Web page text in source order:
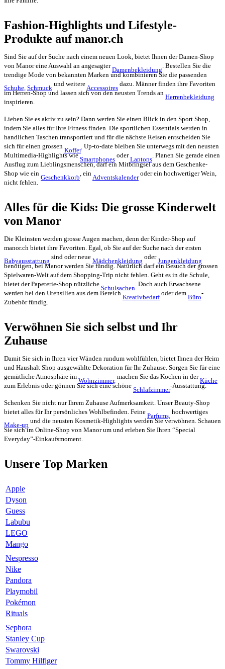
Fashion-Highlights und Lifestyle-
Produkte auf manor.ch
Sind Sie auf der Suche nach einem neuen Look, bietet Ihnen der Damen-Shop
von Manor eine Auswahl an angesagter
Damenbekleidung
. Bestellen Sie die
trendige Mode von bekannten Marken und kombinieren Sie die passenden
Schuhe, Schmuck
und weitere
Accessoires
dazu. Männer finden ihre Favoriten
im Herren-Shop und lassen sich von den neusten Trends an
Herrenbekleidung
inspirieren.
Lieben Sie es aktiv zu sein? Dann werfen Sie einen Blick in den Sport Shop,
indem Sie alles für Ihre Fitness finden. Die sportlichen Essentials werden in
handlichen Taschen transportiert und für die nächste Reisen entscheiden Sie
sich für einen grossen
Koffer
. Up-to-date bleiben Sie unterwegs mit den neusten
Multimedia-Highlights wie
Smartphones
oder
Laptops
. Planen Sie gerade einen
Ausflug zum Lieblingsmenschen, darf ein Mitbringsel aus dem Geschenke-
Shop wie ein
Geschenkkorb
, ein
Adventskalender
oder ein hochwertiger Wein,
nicht fehlen.
Alles für die Kids: Die grosse Kinderwelt
von Manor
Die Kleinsten werden grosse Augen machen, denn der Kinder-Shop auf
manor.ch bietet ihre Favoriten. Egal, ob Sie auf der Suche nach der ersten
Babyausstattung
sind oder neue
Mädchenkleidung
oder
Jungenkleidung
benötigen, bei Manor werden Sie fündig. Natürlich darf ein Besuch der grossen
Spielwaren-Welt auf dem Shopping-Trip nicht fehlen. Geht es in die Schule,
bietet der Papeterie-Shop nützliche
Schulsachen
. Doch auch Erwachsene
werden bei den Utensilien aus dem Bereich
Kreativbedarf
oder dem
Büro
-
Zubehör fündig.
Verwöhnen Sie sich selbst und Ihr
Zuhause
Damit Sie sich in Ihren vier Wänden rundum wohlfühlen, bietet Ihnen der Heim
und Haushalt Shop ausgewählte Dekoration für Ihr Zuhause. Sorgen Sie für eine
gemütliche Atmosphäre im
Wohnzimmer,
machen Sie das Kochen in der
Küche
zum Erlebnis oder gönnen Sie sich eine schöne
Schlafzimmer
-Ausstattung.
Schenken Sie nicht nur Ihrem Zuhause Aufmerksamkeit. Unser Beauty-Shop
bietet alles für Ihr persönliches Wohlbefinden. Feine
Parfums,
hochwertiges
Make-up
und die neusten Kosmetik-Highlights werden Sie verwöhnen. Schauen
Sie sich im Online-Shop von Manor um und erleben Sie Ihren “Special
Everyday”-Einkaufsmoment.
Unsere Top Marken
Apple
Dyson
Guess
Labubu
LEGO
Mango
Nespresso
Nike
Pandora
Playmobil
Pokémon
Rituals
Sephora
Stanley Cup
Swarovski
Tommy Hilfiger